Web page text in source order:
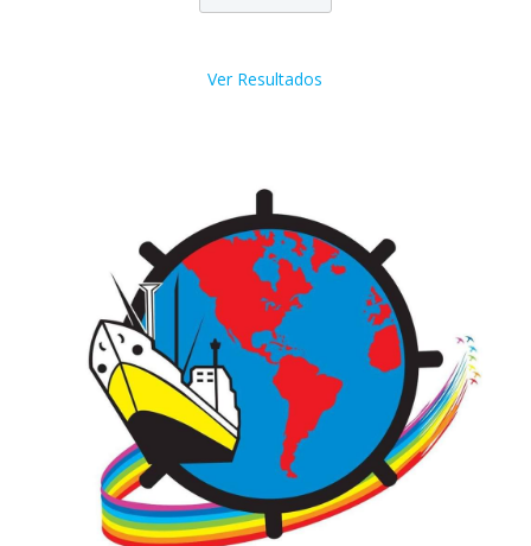
Ver Resultados